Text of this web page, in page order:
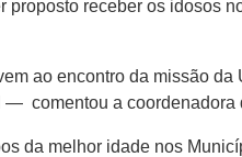
receber os idosos
ao encontro da missão
comentou a coordenadora
da melhor idade nos